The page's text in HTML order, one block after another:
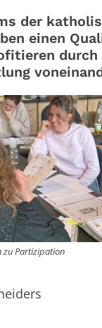
der
einen
durch
zu Partizipation